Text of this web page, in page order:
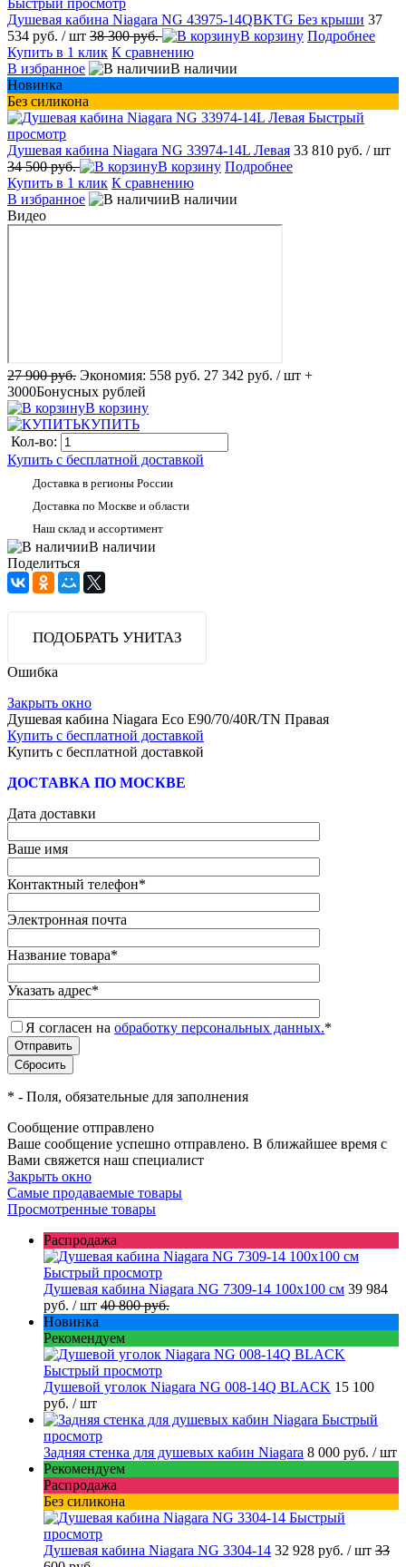
Душевая кабина Niagara NG 43975-14QBKTG Без крыши 37
534 руб. / шт 38 300 руб. В корзину Подробнее
Купить в 1 клик К сравнению
В избранное
В наличии
Новинка
Без силикона
Быстрый
просмотр
Душевая кабина Niagara NG 33974-14L Левая 33 810 руб. / шт
34 500 руб.
В корзину Подробнее
Купить в 1 клик К сравнению
В избранное
В наличии
Видео
27 900 руб. Экономия: 558 руб. 27 342 руб. / шт +
3000Бонусных рублей
В корзину
КУПИТЬ
Кол-во:
Купить с бесплатной доставкой
Доставка в регионы России
Доставка по Москве и области
Наш склад и ассортимент
В наличии
Поделиться
ПОДОБРАТЬ УНИТАЗ
Ошибка
Закрыть окно
Душевая кабина Niagara Eco E90/70/40R/ТN Правая
Купить с бесплатной доставкой
Купить с бесплатной доставкой
ДОСТАВКА ПО МОСКВЕ
Дата доставки
Ваше имя
Контактный телефон*
Электронная почта
Название товара*
Указать адрес*
Я согласен на обработку персональных данных.*
* - Поля, обязательные для заполнения
Сообщение отправлено
Ваше сообщение успешно отправлено. В ближайшее время с
Вами свяжется наш специалист
Закрыть окно
Самые продаваемые товары
Просмотренные товары
Распродажа
Быстрый просмотр
Душевая кабина Niagara NG 7309-14 100x100 см 39 984
руб. / шт 40 800 руб.
Новинка
Рекомендуем
Быстрый просмотр
Душевой уголок Niagara NG 008-14Q BLACK 15 100
руб. / шт
Быстрый
просмотр
Задняя стенка для душевых кабин Niagara 8 000 руб. / шт
Рекомендуем
Распродажа
Без силикона
Быстрый
просмотр
Душевая кабина Niagara NG 3304-14 32 928 руб. / шт 33